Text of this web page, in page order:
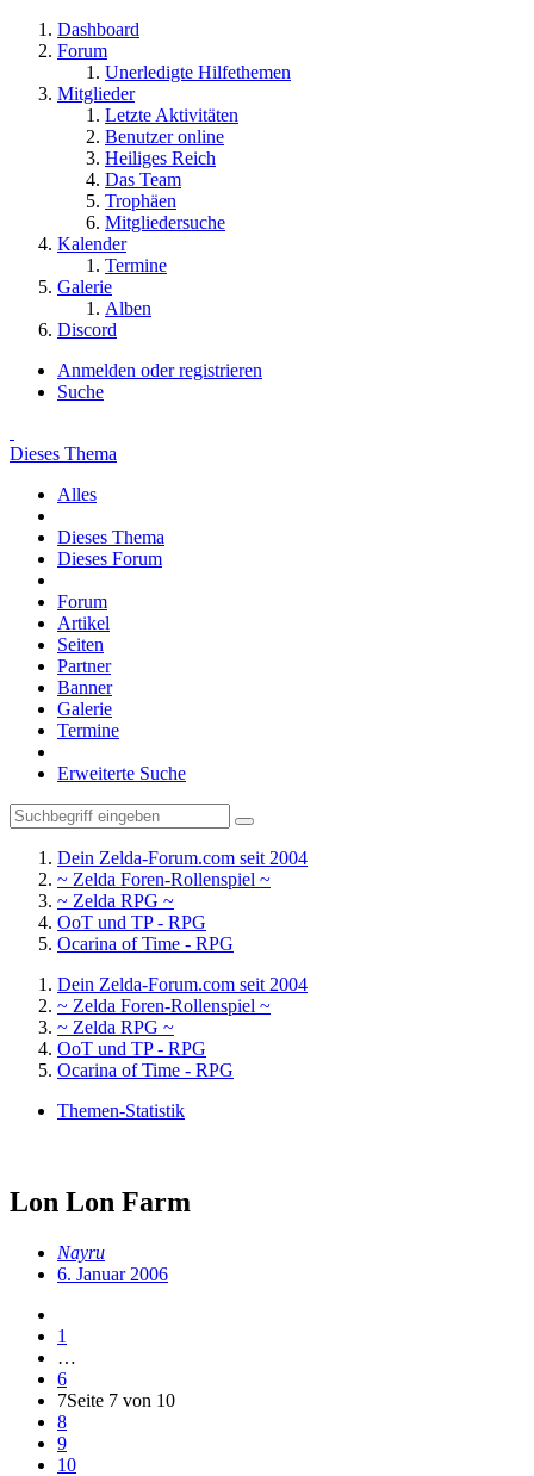
Dashboard
Forum
Unerledigte Hilfethemen
Mitglieder
Letzte Aktivitäten
Benutzer online
Heiliges Reich
Das Team
Trophäen
Mitgliedersuche
Kalender
Termine
Galerie
Alben
Discord
Anmelden oder registrieren
Suche
Dieses Thema
Alles
Dieses Thema
Dieses Forum
Forum
Artikel
Seiten
Partner
Banner
Galerie
Termine
Erweiterte Suche
Dein Zelda-Forum.com seit 2004
~ Zelda Foren-Rollenspiel ~
~ Zelda RPG ~
OoT und TP - RPG
Ocarina of Time - RPG
Dein Zelda-Forum.com seit 2004
~ Zelda Foren-Rollenspiel ~
~ Zelda RPG ~
OoT und TP - RPG
Ocarina of Time - RPG
Themen-Statistik
Lon Lon Farm
Nayru
6. Januar 2006
1
…
6
7Seite 7 von 10
8
9
10